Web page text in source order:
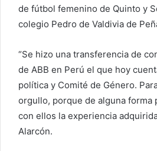
de fútbol femenino de Quinto y
colegio Pedro de Valdivia de
“Se hizo una transferencia de
de ABB en Perú el que hoy
política y Comité de Género.
orgullo, porque de alguna forma
con ellos la experiencia
Alarcón.